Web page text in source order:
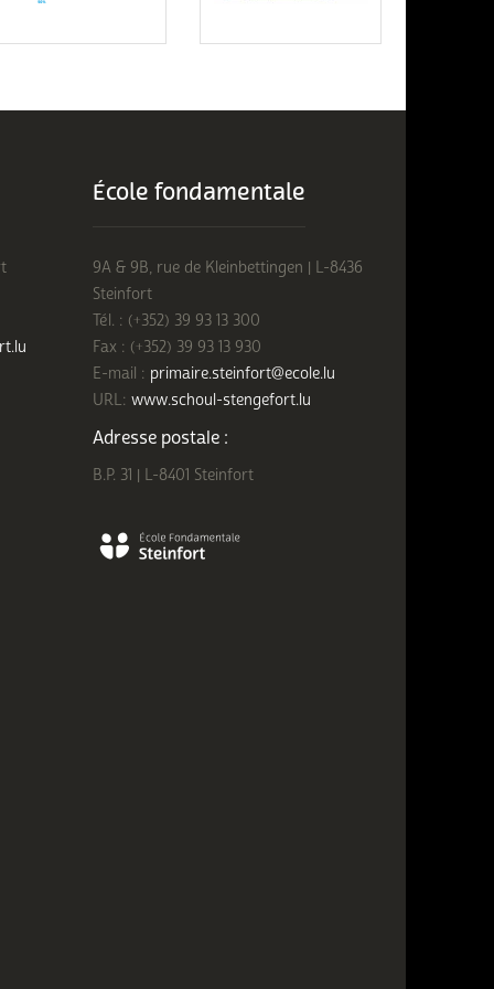
École fondamentale
9A & 9B, rue de Kleinbettingen | L-8436
Steinfort
Tél. : (+352) 39 93 13 300
Fax : (+352) 39 93 13 930
E-mail : primaire.steinfort@ecole.lu
URL: www.schoul-stengefort.lu
Adresse postale :
B.P. 31 | L-8401 Steinfort